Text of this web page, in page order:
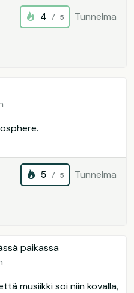
4 / 5 Tunnelma
5 / 5 Tunnelma
paikassa
musiikki soi niin kovalla,